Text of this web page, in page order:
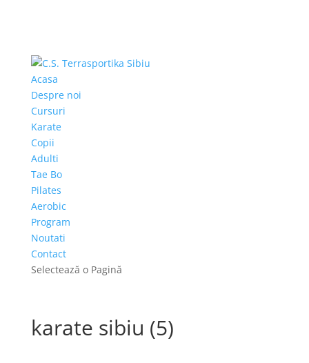
Acasa
Despre noi
Cursuri
Karate
Copii
Adulti
Tae Bo
Pilates
Aerobic
Program
Noutati
Contact
Selectează o Pagină
karate sibiu (5)